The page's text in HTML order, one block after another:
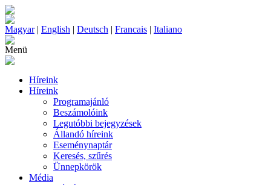
Magyar| English | Deutsch | Francais | Italiano
Menü
Híreink
Híreink
Programajánló
Beszámolóink
Legutóbbi bejegyzések
Állandó híreink
Eseménynaptár
Keresés, szűrés
Ünnepkörök
Média